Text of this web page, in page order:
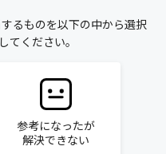
るものを以下の中から選択
てください。
参考になったが
解決できない